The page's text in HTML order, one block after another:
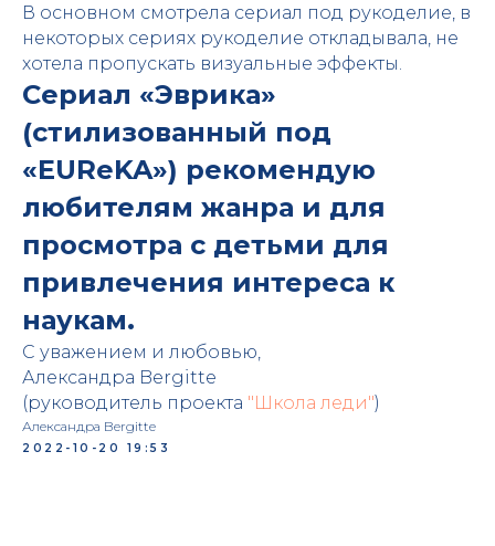
В основном смотрела сериал под рукоделие, в
некоторых сериях рукоделие откладывала, не
хотела пропускать визуальные эффекты.
Сериал «Эврика»
(стилизованный под
«EUReKA») рекомендую
любителям жанра и для
просмотра с детьми для
привлечения интереса к
наукам.
С уважением и любовью,
Александра Bergitte
(руководитель проекта "Школа леди")
Александра Bergitte
2022-10-20 19:53